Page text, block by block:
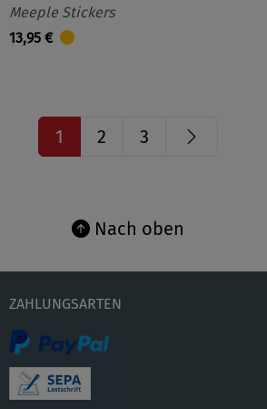
Meeple Stickers
13,95 €
1 2 3
Nach oben
ZAHLUNGSARTEN